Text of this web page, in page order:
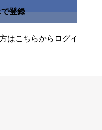
登録
はこちらからログイ